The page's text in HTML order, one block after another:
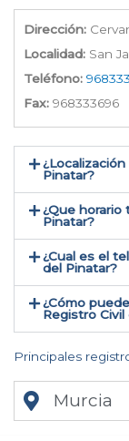
Dirección:
Localidad: San
Teléfono:
Fax: 968333696
Pinatar​?
¿Que horario
Pinatar?
¿Cual es el
del Pinatar​?
¿Cómo
Registro
Principales
Murcia